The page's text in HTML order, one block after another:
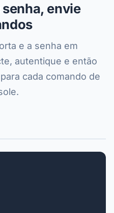
envie
e a senha em
autentique e então
cada comando de